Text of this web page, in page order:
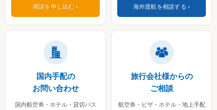
商談を申し込む 海外渡航を相談する
国内手配の
お問い合わせ
国内航空券・ホテル・貸切バス
旅行会社様からの
ご相談
航空券・ビザ・ホテル・地上手配